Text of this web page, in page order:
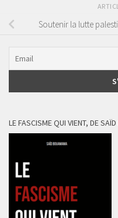
Soutenir la lutte
LE FASCISME QUI VIENT, DE